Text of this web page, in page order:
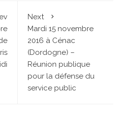
Next
Mardi 15 novembre
2016 à Cénac
(Dordogne) –
Réunion publique
pour la défense du
service public